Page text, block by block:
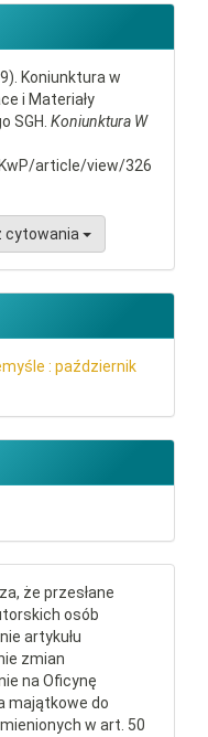
Koniunktura w
i Materiały
SGH. Koniunktura W
article/view/326
cytowania
: październik
że przesłane
osób
artykułu
zmian
na Oficynę
majątkowe do
w art. 50